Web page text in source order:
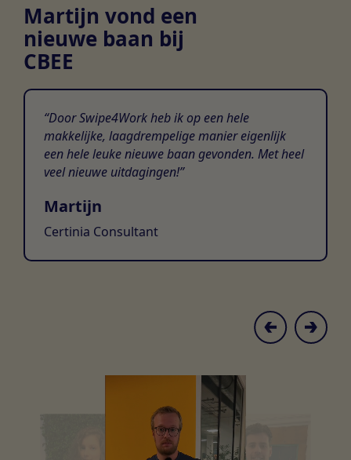
Martijn vond een
nieuwe baan bij
CBEE
Door Swipe4Work heb ik op een hele
makkelijke, laagdrempelige manier eigenlijk
een hele leuke nieuwe baan gevonden. Met heel
veel nieuwe uitdagingen!
Martijn
Certinia Consultant